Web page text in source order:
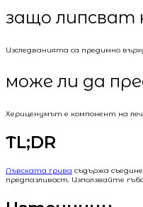
защо липсват
Изследванията са предимно
може ли да
Хериценумът е компонент на
TL;DR
Лъвската грива съдържа
предпазливост. Използвайте